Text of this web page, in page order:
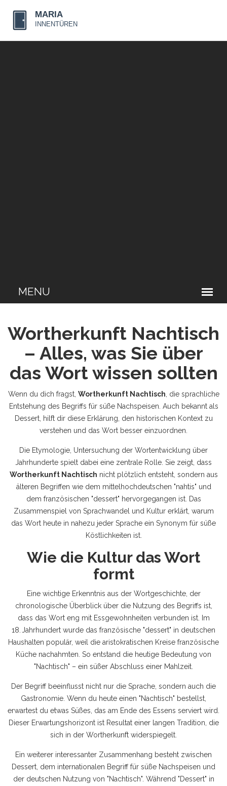
Wortherkunft Nachtisch
– Alles, was Sie über
das Wort wissen sollten
Wenn du dich fragst, Wortherkunft Nachtisch die sprachliche
Entstehung des Begriffs für süße Nachspeisen . Auch bekannt als
Dessert, hilft dir diese Erklärung, den historischen Kontext zu
verstehen und das Wort besser einzuordnen.
Die Etymologie Untersuchung der Wortentwicklung über
Jahrhunderte spielt dabei eine zentrale Rolle. Sie zeigt, dass
Wortherkunft Nachtisch nicht plötzlich entsteht, sondern aus
älteren Begriffen wie dem mittelhochdeutschen "nahtis" und
dem französischen "dessert" hervorgegangen ist. Das
Zusammenspiel von Sprachwandel und Kultur erklärt, warum
das Wort heute in nahezu jeder Sprache ein Synonym für süße
Köstlichkeiten ist.
Wie die Kultur das Wort
formt
Eine wichtige Erkenntnis aus der Wortgeschichte, der
chronologische Überblick über die Nutzung des Begriffs ist,
dass das Wort eng mit Essgewohnheiten verbunden ist. Im
18. Jahrhundert wurde das französische "dessert" in deutschen
Haushalten populär, weil die aristokratischen Kreise französische
Küche nachahmten. So entstand die heutige Bedeutung von
"Nachtisch" – ein süßer Abschluss einer Mahlzeit.
Der Begriff beeinflusst nicht nur die Sprache, sondern auch die
Gastronomie. Wenn du heute einen "Nachtisch" bestellst,
erwartest du etwas Süßes, das am Ende des Essens serviert wird.
Dieser Erwartungshorizont ist Resultat einer langen Tradition, die
sich in der Wortherkunft widerspiegelt.
Ein weiterer interessanter Zusammenhang besteht zwischen
Dessert dem internationalen Begriff für süße Nachspeisen und
der deutschen Nutzung von "Nachtisch". Während "Dessert" in